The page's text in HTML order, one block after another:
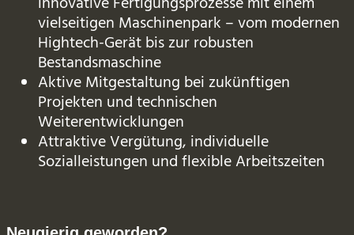
vielseitigen Maschinenpark – vom modernen
Hightech-Gerät bis zur robusten
Bestandsmaschine
Aktive Mitgestaltung bei zukünftigen
Projekten und technischen
Weiterentwicklungen
Attraktive Vergütung, individuelle
Sozialleistungen und flexible Arbeitszeiten